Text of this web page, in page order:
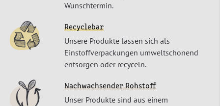
Wunschtermin.
Recyclebar
Unsere Produkte lassen sich als
Einstoffverpackungen umweltschonend
entsorgen oder recyceln.
Nachwachsender Rohstoff
Unser Produkte sind aus einem